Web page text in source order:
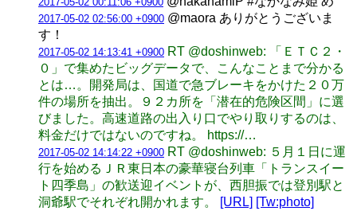
2017-05-02 02:56:00 +0900 @maora ありがとうございま
す！
2017-05-02 14:13:41 +0900 RT @doshinweb: 「ＥＴＣ２・
０」で集めたビッグデータで、こんなことまで分かる
とは…。開発局は、国道で急ブレーキをかけた２０万
件の場所を抽出。９２カ所を「潜在的危険区間」に選
びました。高速道路の出入り口でやり取りするのは、
料金だけではないのですね。 https://…
2017-05-02 14:14:22 +0900 RT @doshinweb: ５月１日に運
行を始めるＪＲ東日本の豪華寝台列車「トランスイー
ト四季島」の歓送迎イベントが、西胆振では登別駅と
洞爺駅でそれぞれ開かれます。
[URL] [Tw:photo]